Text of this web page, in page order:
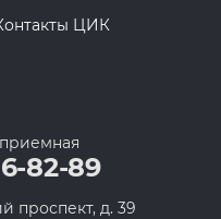
ЦИК
82-89
проспект, д. 39